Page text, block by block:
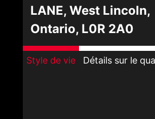
LANE, West Lincoln,
Ontario, L0R 2A0
Style de vie Détails sur le